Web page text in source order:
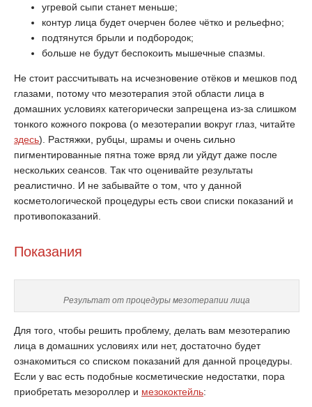
угревой сыпи станет меньше;
контур лица будет очерчен более чётко и рельефно;
подтянутся брыли и подбородок;
больше не будут беспокоить мышечные спазмы.
Не стоит рассчитывать на исчезновение отёков и мешков под
глазами, потому что мезотерапия этой области лица в
домашних условиях категорически запрещена из-за слишком
тонкого кожного покрова (о мезотерапии вокруг глаз, читайте
здесь). Растяжки, рубцы, шрамы и очень сильно
пигментированные пятна тоже вряд ли уйдут даже после
нескольких сеансов. Так что оценивайте результаты
реалистично. И не забывайте о том, что у данной
косметологической процедуры есть свои списки показаний и
противопоказаний.
Показания
Результат от процедуры мезотерапии лица
Для того, чтобы решить проблему, делать вам мезотерапию
лица в домашних условиях или нет, достаточно будет
ознакомиться со списком показаний для данной процедуры.
Если у вас есть подобные косметические недостатки, пора
приобретать мезороллер и мезококтейль: